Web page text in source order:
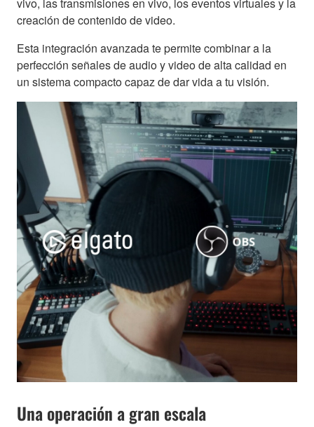
creación de contenido de video.
Esta integración avanzada te permite combinar a la
perfección señales de audio y video de alta calidad en
un sistema compacto capaz de dar vida a tu visión.
Una operación a gran escala